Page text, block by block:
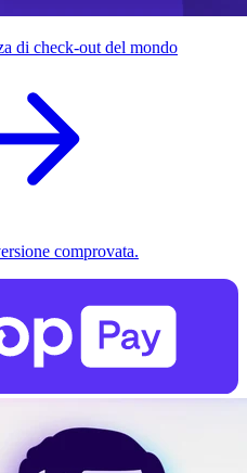
di check-out del mondo
comprovata.